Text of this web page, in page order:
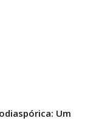
Um